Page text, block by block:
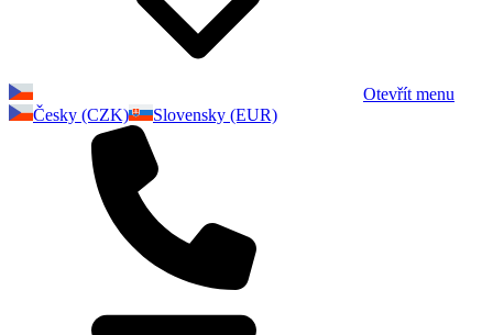
Otevřít menu
Česky (CZK)
Slovensky (EUR)